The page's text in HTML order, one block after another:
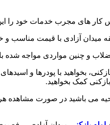
های مجرب خدمات خود را
میدان آزادی با قیمت
و چنین مواردی مواجه شده
بخواهید با پودرها و
کمک بخواهید.
می باشید در صورت مشاهده